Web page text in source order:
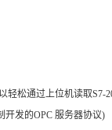
轻松通过上位机读取
开发的OPC 服务器协议)